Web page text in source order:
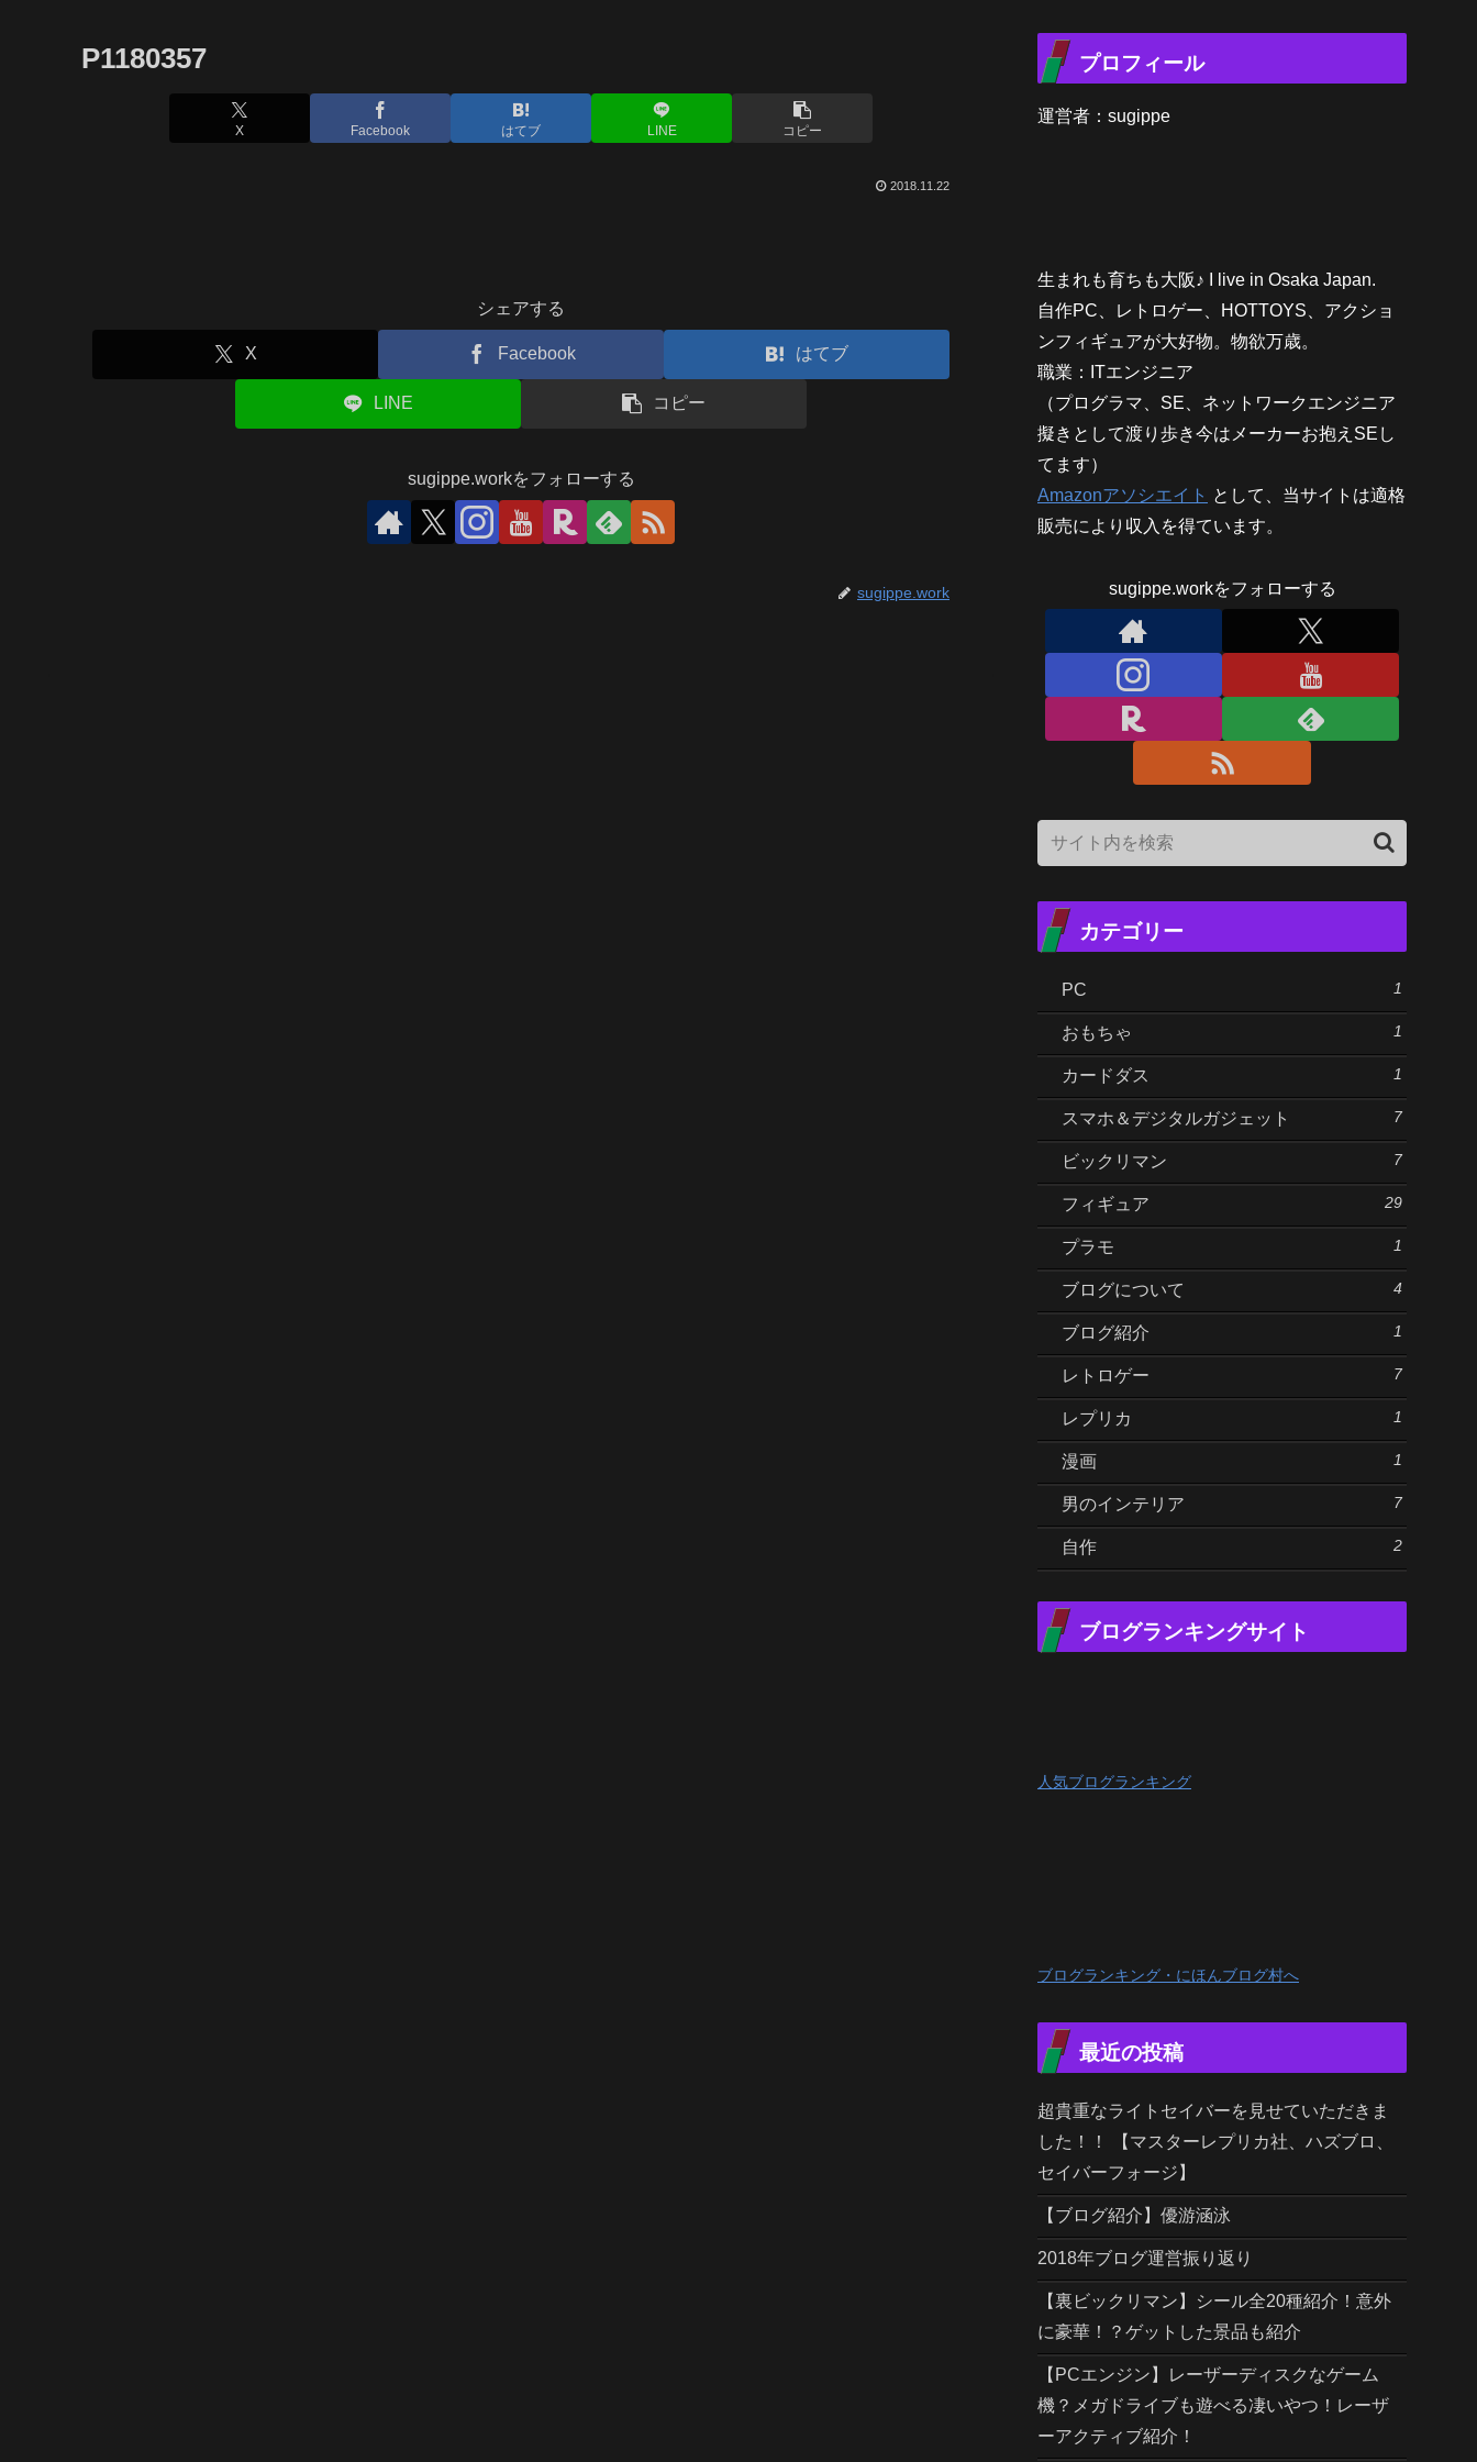
P1180357
X Facebook はてブ LINE コピー
2018.11.22
シェアする
X Facebook はてブ
LINE コピー
sugippe.workをフォローする
sugippe.work
プロフィール
運営者：sugippe
生まれも育ちも大阪♪ I live in Osaka Japan.
自作PC、レトロゲー、HOTTOYS、アクショ
ンフィギュアが大好物。物欲万歳。
職業：ITエンジニア
（プログラマ、SE、ネットワークエンジニア
擬きとして渡り歩き今はメーカーお抱えSEし
てます）
Amazonアソシエイト として、当サイトは適格
販売により収入を得ています。
sugippe.workをフォローする
カテゴリー
PC 1
おもちゃ 1
カードダス 1
スマホ＆デジタルガジェット 7
ビックリマン 7
フィギュア 29
プラモ 1
ブログについて 4
ブログ紹介 1
レトロゲー 7
レプリカ 1
漫画 1
男のインテリア 7
自作 2
ブログランキングサイト
人気ブログランキング
ブログランキング・にほんブログ村へ
最近の投稿
超貴重なライトセイバーを見せていただきま
した！！ 【マスターレプリカ社、ハズブロ、
セイバーフォージ】
【ブログ紹介】優游涵泳
2018年ブログ運営振り返り
【裏ビックリマン】シール全20種紹介！意外
に豪華！？ゲットした景品も紹介
【PCエンジン】レーザーディスクなゲーム
機？メガドライブも遊べる凄いやつ！レーザ
ーアクティブ紹介！